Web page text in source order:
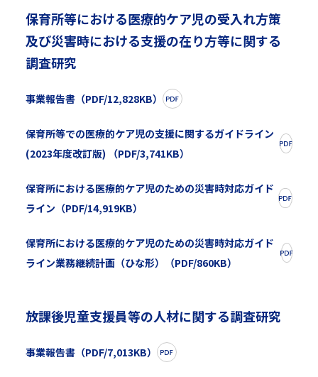
保育所等における医療的ケア児の受入れ方策
及び災害時における支援の在り方等に関する
調査研究
事業報告書（PDF/12,828KB）
保育所等での医療的ケア児の支援に関するガイドライン
(2023年度改訂版) （PDF/3,741KB）
保育所における医療的ケア児のための災害時対応ガイド
ライン（PDF/14,919KB）
保育所における医療的ケア児のための災害時対応ガイド
ライン業務継続計画（ひな形）（PDF/860KB）
放課後児童支援員等の人材に関する調査研究
事業報告書（PDF/7,013KB）